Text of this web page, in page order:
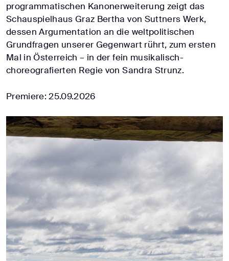
programmatischen Kanonerweiterung zeigt das
Schauspielhaus Graz Bertha von Suttners Werk,
dessen Argumentation an die weltpolitischen
Grundfragen unserer Gegenwart rührt, zum ersten
Mal in Österreich – in der fein musikalisch-
choreografierten Regie von Sandra Strunz.
Premiere: 25.09.2026